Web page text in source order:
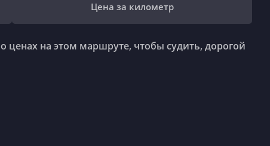
Цена за километр
ценах на этом маршруте, чтобы судить, дорогой